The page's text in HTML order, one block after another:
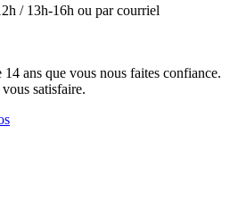
/ 13h-16h ou par courriel
ans que vous nous faites confiance.
satisfaire.